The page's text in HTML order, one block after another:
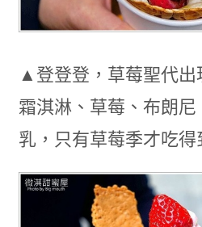
▲登登登，草莓聖代出
霜淇淋、草莓、布朗
乳，只有草莓季才吃得